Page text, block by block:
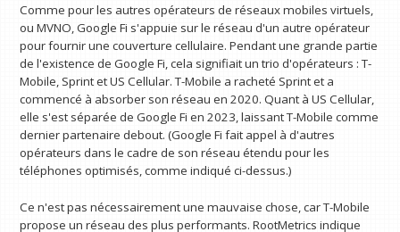
Comme pour les autres opérateurs de réseaux mobiles virtuels,
ou MVNO, Google Fi s'appuie sur le réseau d'un autre opérateur
pour fournir une couverture cellulaire. Pendant une grande partie
de l'existence de Google Fi, cela signifiait un trio d'opérateurs : T-
Mobile, Sprint et US Cellular. T-Mobile a racheté Sprint et a
commencé à absorber son réseau en 2020. Quant à US Cellular,
elle s'est séparée de Google Fi en 2023, laissant T-Mobile comme
dernier partenaire debout. (Google Fi fait appel à d'autres
opérateurs dans le cadre de son réseau étendu pour les
téléphones optimisés, comme indiqué ci-dessus.)
Ce n'est pas nécessairement une mauvaise chose, car T-Mobile
propose un réseau des plus performants. RootMetrics indique